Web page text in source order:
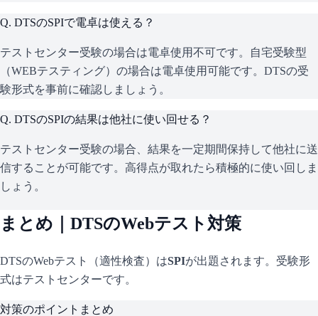
Q. DTSのSPIで電卓は使える？
テストセンター受験の場合は電卓使用不可です。自宅受験型
（WEBテスティング）の場合は電卓使用可能です。DTSの受
験形式を事前に確認しましょう。
Q. DTSのSPIの結果は他社に使い回せる？
テストセンター受験の場合、結果を一定期間保持して他社に送
信することが可能です。高得点が取れたら積極的に使い回しま
しょう。
まとめ｜ DTSのWebテスト対策
DTSのWebテスト（適性検査）はSPIが出題されます。 受験形
式はテストセンターです。
対策のポイントまとめ